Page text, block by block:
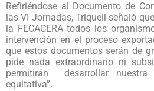
Refiriéndose al Documento de
las VI Jornadas, Triquell señaló
la FECACERA todos los
intervención en el proceso
que estos documentos serán de
pide nada extraordinario ni
permitirán desarrollar
equitativa”.